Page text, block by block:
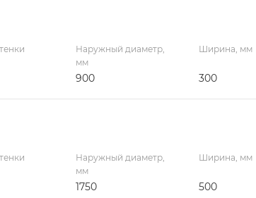
Наружный диаметр,
мм
900
Ширина, мм
300
Наружный диаметр,
мм
1750
Ширина, мм
500